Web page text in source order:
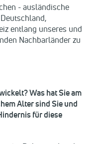
- ausländische
entlang unseres und
Nachbarländer zu
Was hat Sie am
Alter sind Sie und
für diese